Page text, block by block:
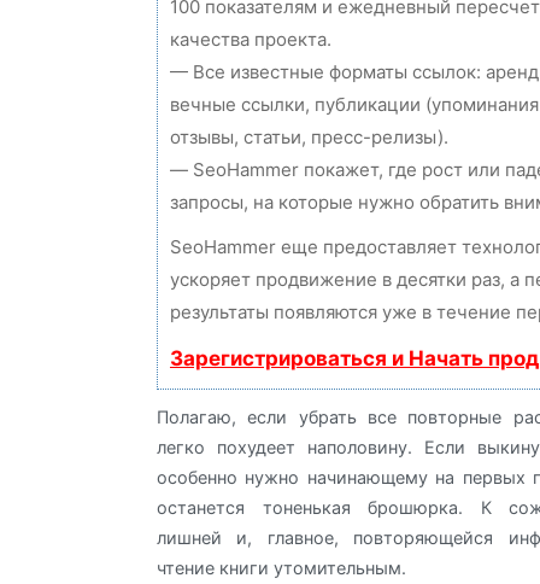
100 показателям и ежедневный
качества проекта.
— Все известные форматы ссылок:
вечные ссылки, публикации
отзывы, статьи, пресс-релизы).
— SeoHammer покажет, где рост или
запросы, на которые нужно обратить
SeoHammer еще предоставляет
ускоряет продвижение в десятки раз, а
результаты появляются уже в течение
Зарегистрироваться и Начать
Полагаю, если убрать все повторные
легко похудеет наполовину. Если
особенно нужно начинающему на первых
останется тоненькая брошюрка. К
лишней и, главное, повторяющейся
чтение книги утомительным.